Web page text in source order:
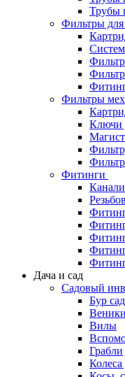
Трубы
Фильтры
Фильтры
Ключи
Фитинги
Дача и сад
Садовый
Бур
Вилы
Грабли
Колеса